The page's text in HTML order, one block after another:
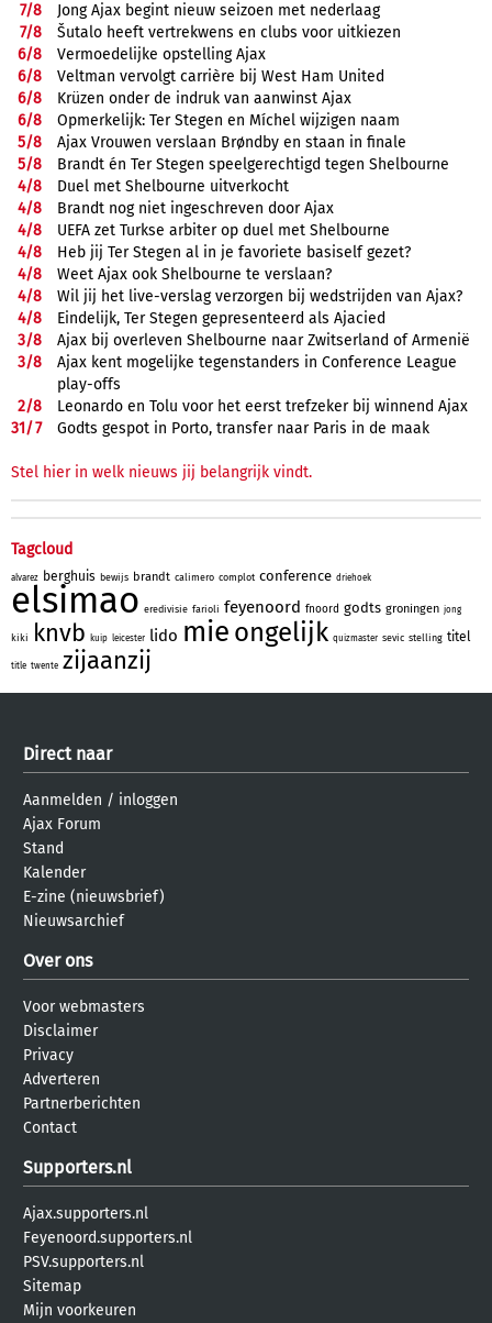
7/8
Jong Ajax begint nieuw seizoen met nederlaag
7/8
Šutalo heeft vertrekwens en clubs voor uitkiezen
6/8
Vermoedelijke opstelling Ajax
6/8
Veltman vervolgt carrière bij West Ham United
6/8
Krüzen onder de indruk van aanwinst Ajax
6/8
Opmerkelijk: Ter Stegen en Míchel wijzigen naam
5/8
Ajax Vrouwen verslaan Brøndby en staan in finale
5/8
Brandt én Ter Stegen speelgerechtigd tegen Shelbourne
4/8
Duel met Shelbourne uitverkocht
4/8
Brandt nog niet ingeschreven door Ajax
4/8
UEFA zet Turkse arbiter op duel met Shelbourne
4/8
Heb jij Ter Stegen al in je favoriete basiself gezet?
4/8
Weet Ajax ook Shelbourne te verslaan?
4/8
Wil jij het live-verslag verzorgen bij wedstrijden van Ajax?
4/8
Eindelijk, Ter Stegen gepresenteerd als Ajacied
3/8
Ajax bij overleven Shelbourne naar Zwitserland of Armenië
3/8
Ajax kent mogelijke tegenstanders in Conference League
play-offs
2/8
Leonardo en Tolu voor het eerst trefzeker bij winnend Ajax
31/7 Godts gespot in Porto, transfer naar Paris in de maak
Stel hier in welk nieuws jij belangrijk vindt.
Tagcloud
alvarez berghuis bewijs brandt calimero complot conference driehoek
elsimao eredivisie farioli feyenoord fnoord godts groningen jong
kiki knvb kuip leicester lido mie ongelijk quizmaster sevic stelling titel
title twente zijaanzij
Direct naar
Aanmelden / inloggen
Ajax Forum
Stand
Kalender
E-zine (nieuwsbrief)
Nieuwsarchief
Over ons
Voor webmasters
Disclaimer
Privacy
Adverteren
Partnerberichten
Contact
Supporters.nl
Ajax.supporters.nl
Feyenoord.supporters.nl
PSV.supporters.nl
Sitemap
Mijn voorkeuren